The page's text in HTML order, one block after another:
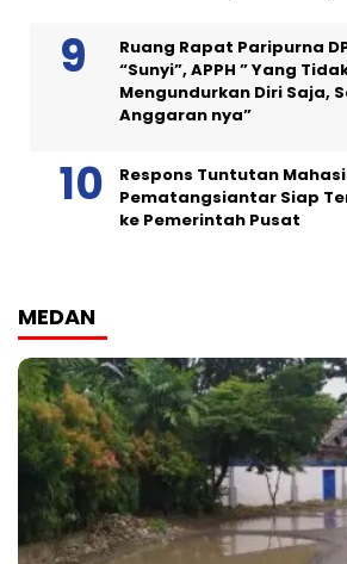
Ruang Rapat Paripurna
“Sunyi”, APPH ” Yang
Mengundurkan Diri Saja,
Anggaran nya”
Respons Tuntutan
Pematangsiantar Siap
ke Pemerintah Pusat
MEDAN